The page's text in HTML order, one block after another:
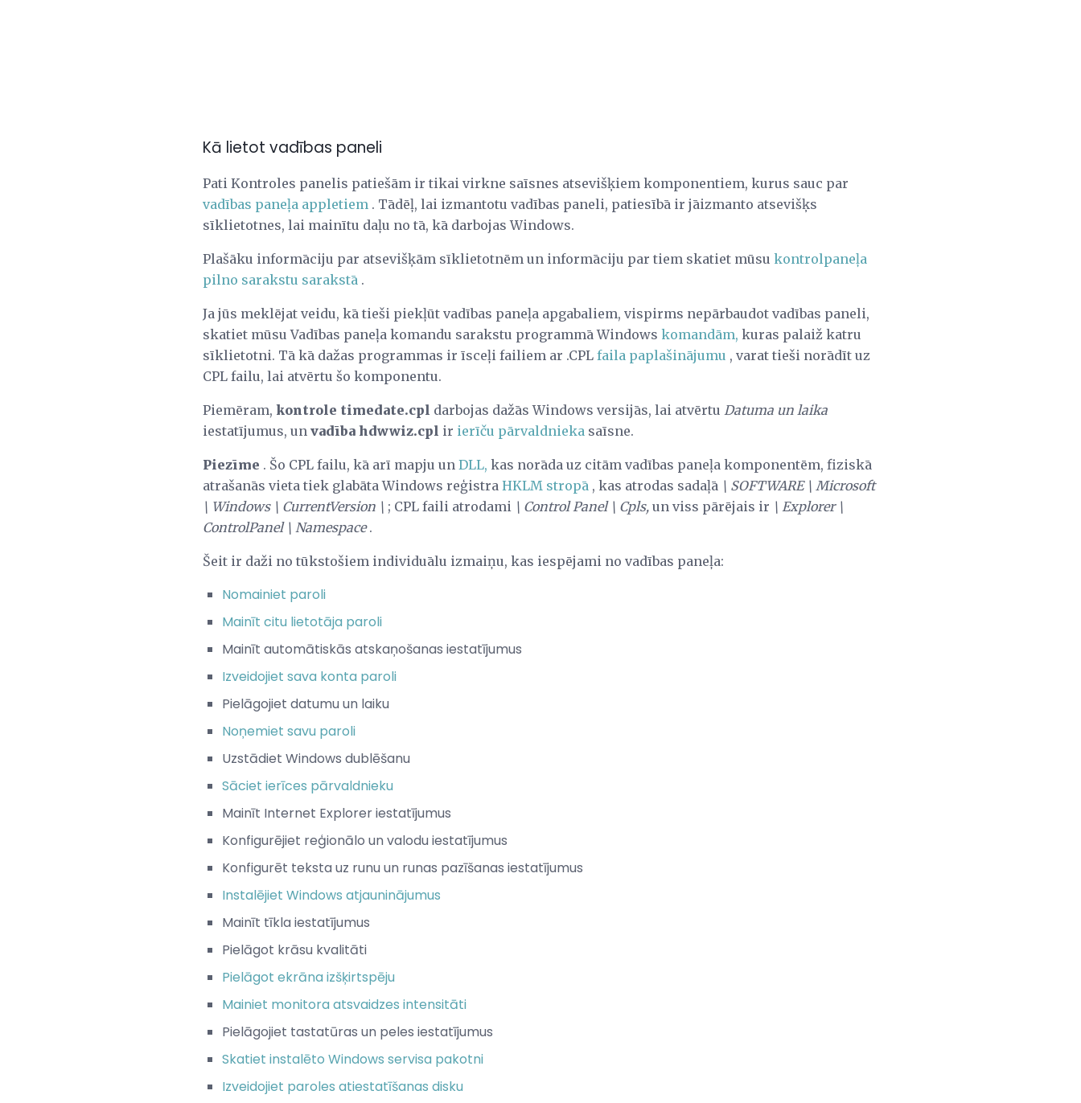
Kā lietot vadības paneli
Pati Kontroles panelis patiešām ir tikai virkne saīsnes atsevišķiem komponentiem, kurus sauc par
vadības paneļa appletiem . Tādēļ, lai izmantotu vadības paneli, patiesībā ir jāizmanto atsevišķs
sīklietotnes, lai mainītu daļu no tā, kā darbojas Windows.
Plašāku informāciju par atsevišķām sīklietotnēm un informāciju par tiem skatiet mūsu kontrolpaneļa
pilno sarakstu sarakstā .
Ja jūs meklējat veidu, kā tieši piekļūt vadības paneļa apgabaliem, vispirms nepārbaudot vadības paneli,
skatiet mūsu Vadības paneļa komandu sarakstu programmā Windows komandām, kuras palaiž katru
sīklietotni. Tā kā dažas programmas ir īsceļi failiem ar .CPL faila paplašinājumu , varat tieši norādīt uz
CPL failu, lai atvērtu šo komponentu.
Piemēram, kontrole timedate.cpl darbojas dažās Windows versijās, lai atvērtu Datuma un laika
iestatījumus, un vadība hdwwiz.cpl ir ierīču pārvaldnieka saīsne.
Piezīme . Šo CPL failu, kā arī mapju un DLL, kas norāda uz citām vadības paneļa komponentēm, fiziskā
atrašanās vieta tiek glabāta Windows reģistra HKLM stropā , kas atrodas sadaļā \ SOFTWARE \ Microsoft
\ Windows \ CurrentVersion \ ; CPL faili atrodami \ Control Panel \ Cpls, un viss pārējais ir \ Explorer \
ControlPanel \ Namespace.
Šeit ir daži no tūkstošiem individuālu izmaiņu, kas iespējami no vadības paneļa:
Nomainiet paroli
Mainīt citu lietotāja paroli
Mainīt automātiskās atskaņošanas iestatījumus
Izveidojiet sava konta paroli
Pielāgojiet datumu un laiku
Noņemiet savu paroli
Uzstādiet Windows dublēšanu
Sāciet ierīces pārvaldnieku
Mainīt Internet Explorer iestatījumus
Konfigurējiet reģionālo un valodu iestatījumus
Konfigurēt teksta uz runu un runas pazīšanas iestatījumus
Instalējiet Windows atjauninājumus
Mainīt tīkla iestatījumus
Pielāgot krāsu kvalitāti
Pielāgot ekrāna izšķirtspēju
Mainiet monitora atsvaidzes intensitāti
Pielāgojiet tastatūras un peles iestatījumus
Skatiet instalēto Windows servisa pakotni
Izveidojiet paroles atiestatīšanas disku